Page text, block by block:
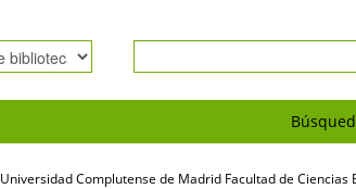
Universidad Complutense de Madrid Facultad de